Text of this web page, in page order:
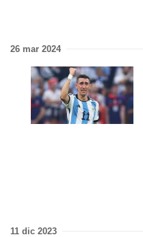
26 mar 2024
11 dic 2023